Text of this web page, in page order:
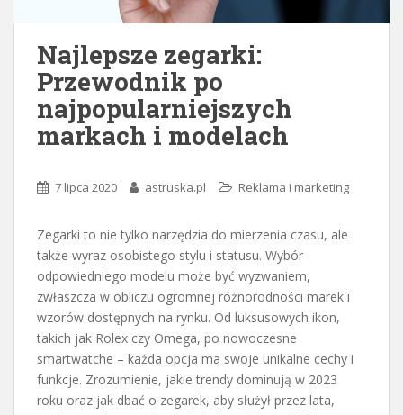
Najlepsze zegarki:
Przewodnik po
najpopularniejszych
markach i modelach
7 lipca 2020 astruska.pl Reklama i marketing
Zegarki to nie tylko narzędzia do mierzenia czasu, ale
także wyraz osobistego stylu i statusu. Wybór
odpowiedniego modelu może być wyzwaniem,
zwłaszcza w obliczu ogromnej różnorodności marek i
wzorów dostępnych na rynku. Od luksusowych ikon,
takich jak Rolex czy Omega, po nowoczesne
smartwatche – każda opcja ma swoje unikalne cechy i
funkcje. Zrozumienie, jakie trendy dominują w 2023
roku oraz jak dbać o zegarek, aby służył przez lata,